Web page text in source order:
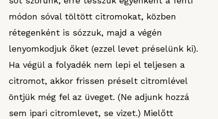
módon sóval töltött citromokat, közben
rétegenként is sózzuk, majd a végén
lenyomkodjuk őket (ezzel levet préselünk ki).
Ha végül a folyadék nem lepi el teljesen a
citromot, akkor frissen préselt citromlével
öntjük még fel az üveget. (Ne adjunk hozzá
sem ipari citromlevet, se vizet.) Mielőtt